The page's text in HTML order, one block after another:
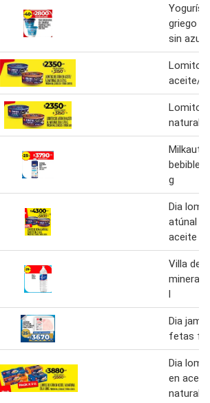
griego
sin
Lomitos
aceite/
Lomitos
natural
Milkaut
bebible
g
Dia
atúnal
aceite
Villa del
mineral
l
Dia
fetas
Dia
en
natural